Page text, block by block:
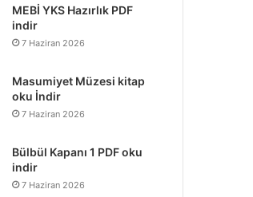
MEBİ YKS Hazırlık PDF
indir
7 Haziran 2026
Masumiyet Müzesi kitap
oku İndir
7 Haziran 2026
Bülbül Kapanı 1 PDF oku
indir
7 Haziran 2026